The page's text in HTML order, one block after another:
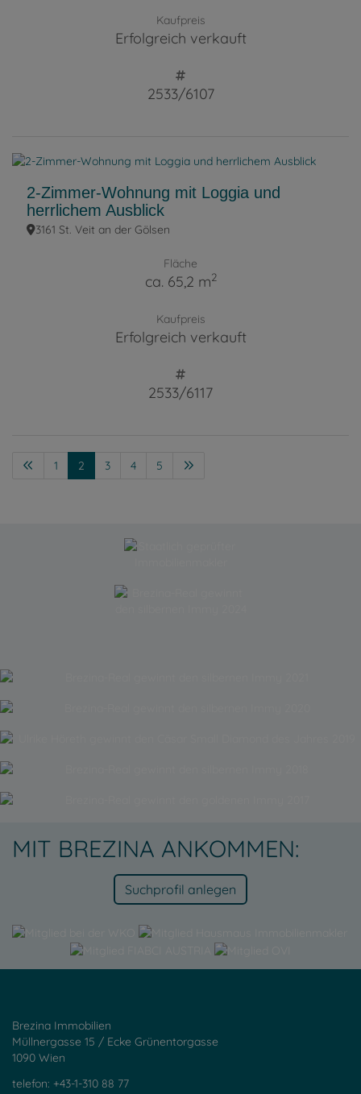
Kaufpreis
Erfolgreich verkauft
2533/6107
2-Zimmer-Wohnung mit Loggia und
herrlichem Ausblick
3161 St. Veit an der Gölsen
Fläche
ca. 65,2 m2
Kaufpreis
Erfolgreich verkauft
2533/6117
1 2 3 4 5
MIT BREZINA ANKOMMEN:
Suchprofil anlegen
Brezina Immobilien
Müllnergasse 15 / Ecke Grünentorgasse
1090 Wien
telefon: +43-1-310 88 77